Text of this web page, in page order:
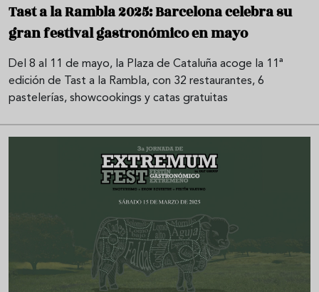
Tast a la Rambla 2025: Barcelona celebra su
gran festival gastronómico en mayo
Del 8 al 11 de mayo, la Plaza de Cataluña acoge la 11ª
edición de Tast a la Rambla, con 32 restaurantes, 6
pastelerías, showcookings y catas gratuitas